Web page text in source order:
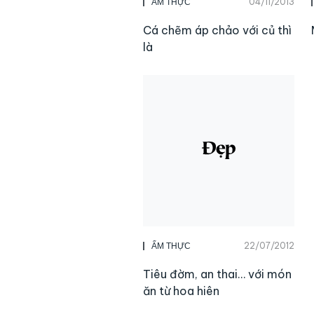
Cá chẽm áp chảo với củ thì
là
ẨM THỰC 22/07/2012
Tiêu đờm, an thai… với món
ăn từ hoa hiên